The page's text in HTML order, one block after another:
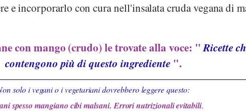
e incorporarlo con cura nell'insalata cruda vegana di
con mango (crudo) le trovate alla voce: "Ricette
contengono più di questo ingrediente".
solo i vegani o i vegetariani dovrebbero leggere questo:
spesso mangiano cibi malsani. Errori nutrizionali evitabili.